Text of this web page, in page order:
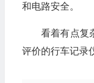
和电路安全。
看着有点复
评价的行车记录